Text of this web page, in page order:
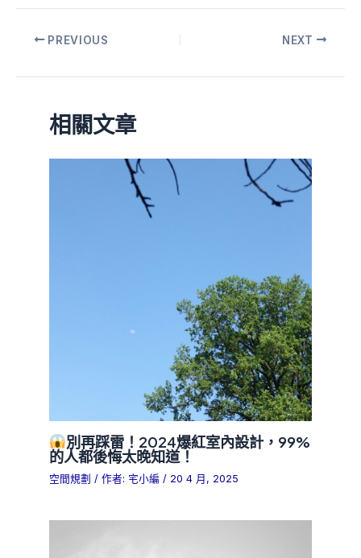
PREVIOUS NEXT
相關文章
別再踩雷！2024爆紅室內設計，99%
的人都後悔太晚知道！
空間規劃 / 作者: 宅小編/ 20 4 月, 2025